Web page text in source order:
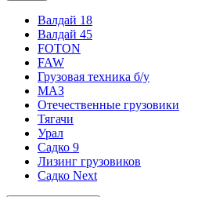
Валдай 18
Валдай 45
FOTON
FAW
Грузовая техника б/у
МАЗ
Отечественные грузовики
Тягачи
Урал
Садко 9
Лизинг грузовиков
Садко Next